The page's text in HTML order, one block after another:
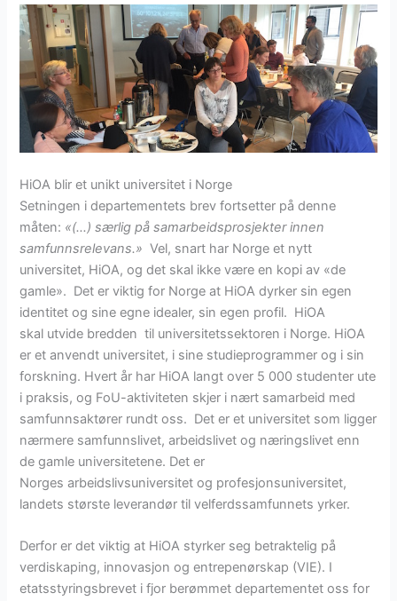
HiOA blir et unikt universitet i Norge
Setningen i departementets brev fortsetter på denne
måten: «(…) særlig på samarbeidsprosjekter innen
samfunnsrelevans.» Vel, snart har Norge et nytt
universitet, HiOA, og det skal ikke være en kopi av «de
gamle». Det er viktig for Norge at HiOA dyrker sin egen
identitet og sine egne idealer, sin egen profil. HiOA
skal utvide bredden til universitetssektoren i Norge. HiOA
er et anvendt universitet, i sine studieprogrammer og i sin
forskning. Hvert år har HiOA langt over 5 000 studenter ute
i praksis, og FoU-aktiviteten skjer i nært samarbeid med
samfunnsaktører rundt oss. Det er et universitet som ligger
nærmere samfunnslivet, arbeidslivet og næringslivet enn
de gamle universitetene. Det er
Norges arbeidslivsuniversitet og profesjonsuniversitet,
landets største leverandør til velferdssamfunnets yrker.
Derfor er det viktig at HiOA styrker seg betraktelig på
verdiskaping, innovasjon og entrepenørskap (VIE). I
etatsstyringsbrevet i fjor berømmet departementet oss for